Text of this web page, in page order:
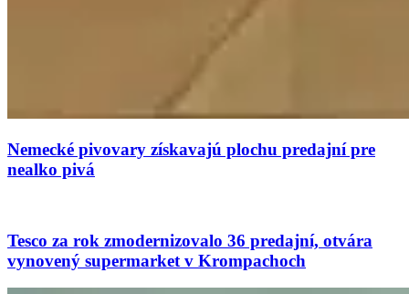
Nemecké pivovary získavajú plochu predajní pre
nealko pivá
Tesco za rok zmodernizovalo 36 predajní, otvára
vynovený supermarket v Krompachoch